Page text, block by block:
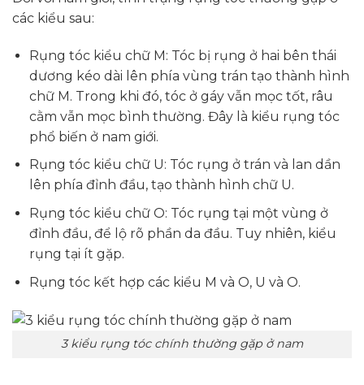
các kiểu sau:
Rụng tóc kiểu chữ M: Tóc bị rụng ở hai bên thái
dương kéo dài lên phía vùng trán tạo thành hình
chữ M. Trong khi đó, tóc ở gáy vẫn mọc tốt, râu
cằm vẫn mọc bình thường. Đây là kiểu rụng tóc
phổ biến ở nam giới.
Rụng tóc kiểu chữ U: Tóc rụng ở trán và lan dần
lên phía đỉnh đầu, tạo thành hình chữ U.
Rụng tóc kiểu chữ O: Tóc rụng tại một vùng ở
đỉnh đầu, để lộ rõ phần da đầu. Tuy nhiên, kiểu
rụng tại ít gặp.
Rụng tóc kết hợp các kiểu M và O, U và O.
3 kiểu rụng tóc chính thường gặp ở nam